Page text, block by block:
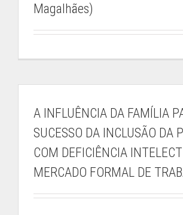
Magalhães)
A INFLUÊNCIA DA FAMÍLIA
SUCESSO DA INCLUSÃO DA
COM DEFICIÊNCIA
MERCADO FORMAL DE